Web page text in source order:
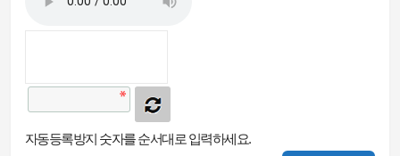
자동등록방지 숫자를 순서대로 입력하세요.